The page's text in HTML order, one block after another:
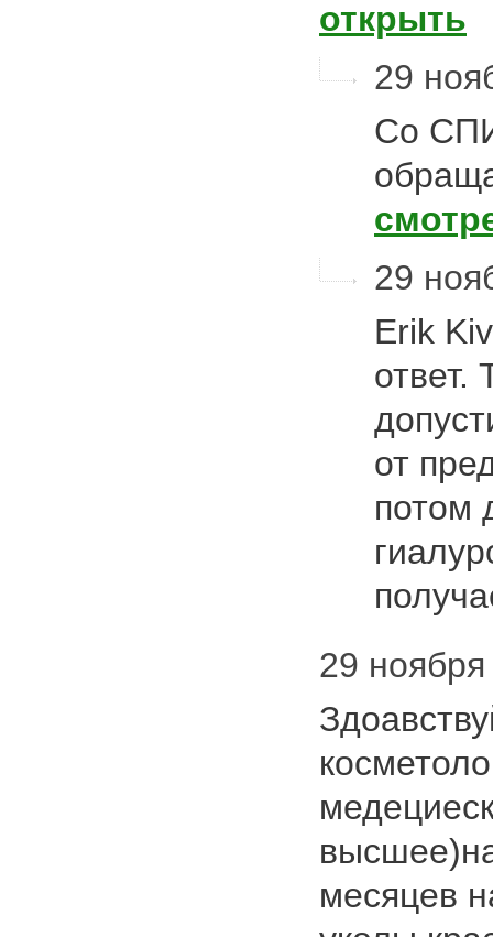
открыть
29
Со
29
Erik
ответ.
от
потом
29
месяцев